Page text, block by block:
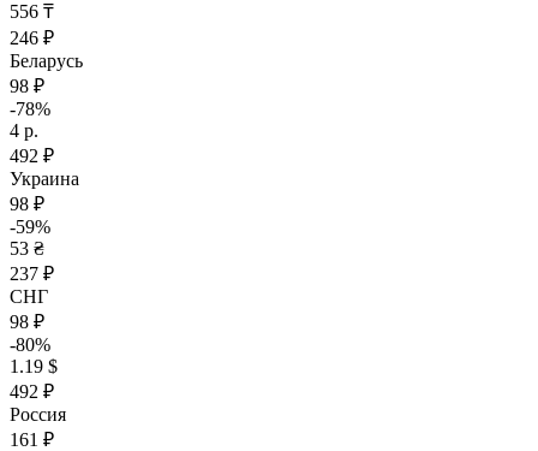
556 ₸
246 ₽
Беларусь
98 ₽
-78%
4 р.
492 ₽
Украина
98 ₽
-59%
53 ₴
237 ₽
СНГ
98 ₽
-80%
1.19 $
492 ₽
Россия
161 ₽